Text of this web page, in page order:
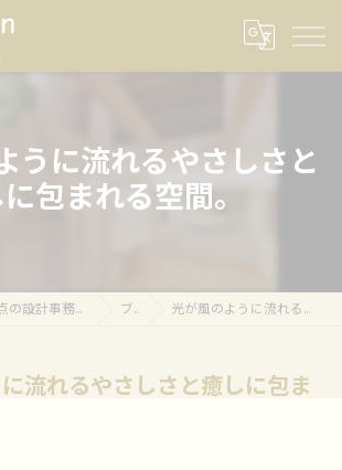
うに流れるやさしさと
包まれる空間。
兵庫県神戸を拠点の設計事務所ならグランデザイン一級建築士事務所 ブログ 光が風のように流れるやさしさと癒しに包まれる空間。
流れるやさしさと癒しに包ま